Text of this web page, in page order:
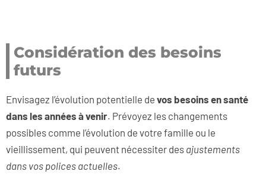
Considération des besoins
futurs
Envisagez l’évolution potentielle de vos besoins en santé
dans les années à venir. Prévoyez les changements
possibles comme l’évolution de votre famille ou le
vieillissement, qui peuvent nécessiter des ajustements
dans vos polices actuelles.